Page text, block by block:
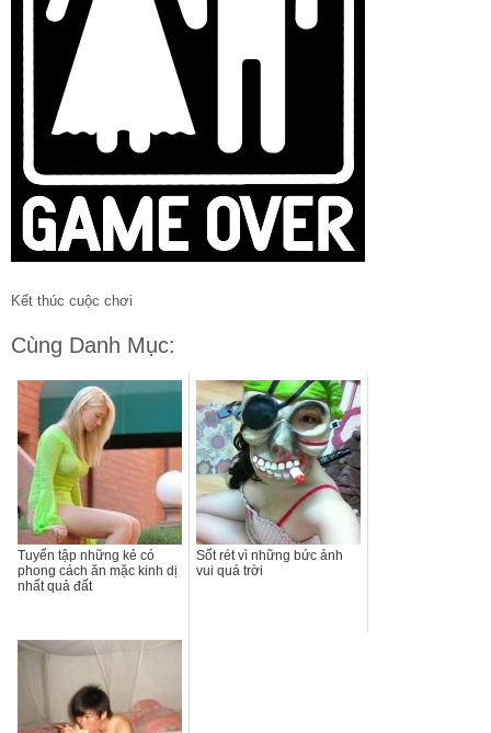
Kết thúc cuộc chơi
Cùng Danh Mục:
Tuyển tập những kẻ có
phong cách ăn mặc kinh dị
nhất quả đất
Sốt rét vì những bức ảnh
vui quá trời